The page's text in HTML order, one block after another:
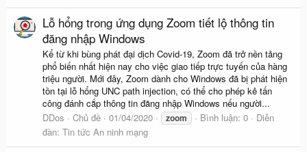
Lỗ hổng trong ứng dụng Zoom tiết lộ thông tin
đăng nhập Windows
Kể từ khi bùng phát đại dịch Covid-19, Zoom đã trở nền tảng
phổ biến nhất hiện nay cho việc giao tiếp trực tuyến của hàng
triệu người. Mới đây, Zoom dành cho Windows đã bị phát hiện
tồn tại lỗ hổng UNC path injection, có thể cho phép kẻ tấn
công đánh cắp thông tin đăng nhập Windows nếu người...
DDos
Chủ đề 01/04/2020 zoom Bình luận: 0
Diễn
đàn: Tin tức An ninh mạng